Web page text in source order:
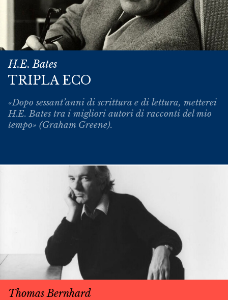
H.E. Bates
TRIPLA ECO
«Dopo sessant’anni di scrittura e di lettura, metterei
H.E. Bates tra i migliori autori di racconti del mio
tempo» (Graham Greene).
Thomas Bernhard